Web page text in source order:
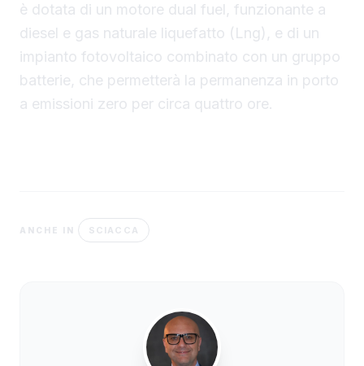
è dotata di un motore dual fuel, funzionante a
diesel e gas naturale liquefatto (Lng), e di un
impianto fotovoltaico combinato con un gruppo
batterie, che permetterà la permanenza in porto
a emissioni zero per circa quattro ore.
ANCHE IN SCIACCA